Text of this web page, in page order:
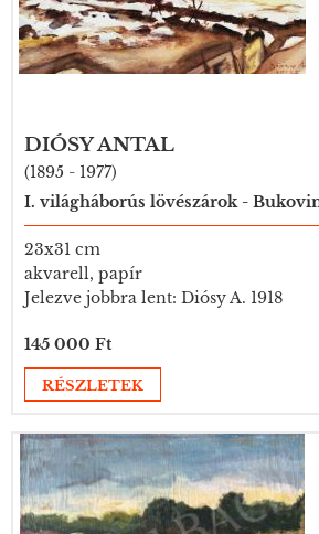
DIÓSY ANTAL
(1895 - 1977)
I. világháborús lövészárok -
23x31 cm
akvarell, papír
Jelezve jobbra lent: Diósy A. 1918
145 000 Ft
RÉSZLETEK